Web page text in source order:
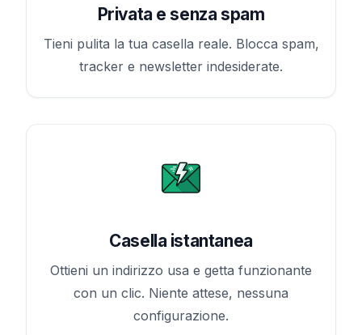
Privata e senza spam
Tieni pulita la tua casella reale. Blocca spam,
tracker e newsletter indesiderate.
Casella istantanea
Ottieni un indirizzo usa e getta funzionante
con un clic. Niente attese, nessuna
configurazione.